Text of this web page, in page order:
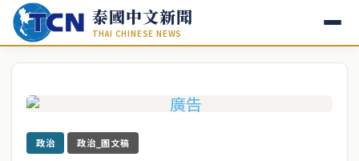
泰國中文新聞
THAI CHINESE NEWS
政治 政治_圖文稿